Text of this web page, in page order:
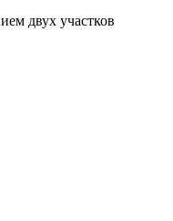
двух участков